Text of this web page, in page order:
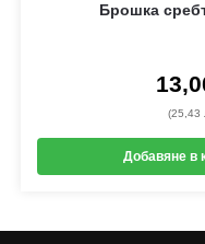
Брошка
(25,43
Добавяне в